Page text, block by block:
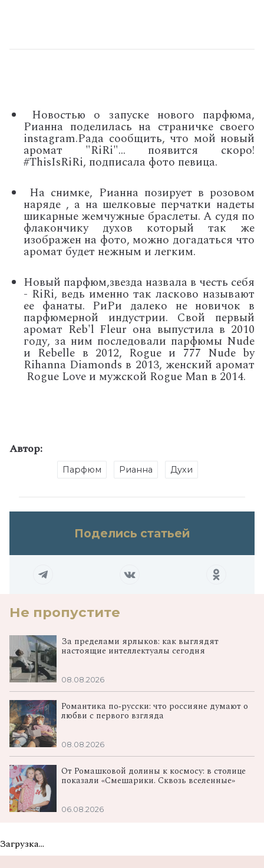
Новостью о запуске нового парфюма,
Рианна поделилась на страничке своего
instagram.Рада сообщить, что мой новый
аромат "RiRi"... появится скоро!
#ThisIsRiRi, подписала фото певица.
На снимке, Рианна позирует в розовом
наряде , а на шелковые перчатки надеты
шикарные жемчужные браслеты. А судя по
флакончику духов который так же
изображен на фото, можно догадаться что
аромат будет нежным и легким.
Новый парфюм,звезда назвала в честь себя
- RiRi, ведь именно так ласково называют
ее фанаты. РиРи далеко не новичок в
парфюмерной индустрии. Свой первый
аромат Reb'l Fleur она выпустила в 2010
году, за ним последовали парфюмы Nude
и Rebelle в 2012, Rogue и 777 Nude by
Rihanna Diamonds в 2013, женский аромат
Rogue Love и мужской Rogue Man в 2014.
Автор:
Парфюм Рианна Духи
Поделись статьей
Не пропустите
За пределами ярлыков: как выглядят
настоящие интеллектуалы сегодня
08.08.2026
Романтика по‑русски: что россияне думают о
любви с первого взгляда
08.08.2026
От Ромашковой долины к космосу: в столице
показали «Смешарики. Сквозь вселенные»
06.08.2026
Загрузка...